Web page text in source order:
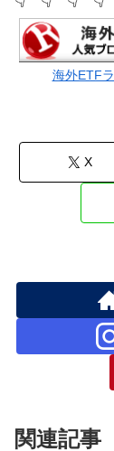
海外ETF
X
関連記事